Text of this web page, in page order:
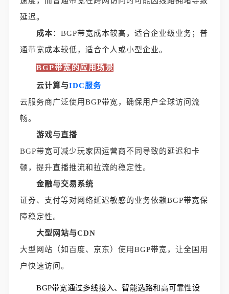
延迟。
成本：BGP带宽成本较高，适合企业级业务；普
通带宽成本较低，适合个人或小型企业。
BGP带宽的应用场景
云计算与IDC服务
云服务商广泛使用BGP带宽，确保用户全球访问流
畅。
游戏与直播
BGP带宽可减少玩家因运营商不同导致的延迟和卡
顿，提升直播推流和拉流的稳定性。
金融与交易系统
证券、支付等对网络延迟敏感的业务依赖BGP带宽保
障稳定性。
大型网站与CDN
大型网站（如百度、京东）使用BGP带宽，让全国用
户快速访问。
BGP带宽通过多线接入、智能选路和高可靠性设